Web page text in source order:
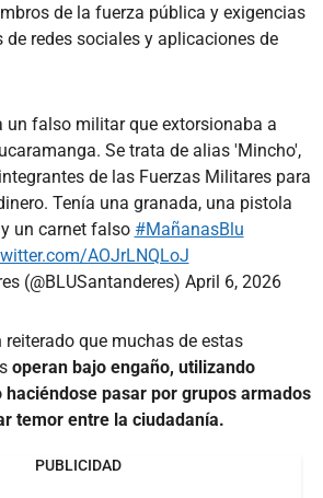
de la fuerza pública y exigencias
redes sociales y aplicaciones de
un falso militar que extorsionaba a
Se trata de alias 'Mincho',
de las Fuerzas Militares para
Tenía una granada, una pistola
un carnet falso #MañanasBlu
AOJrLNQLoJ
(@BLUSantanderes) April 6, 2026
que muchas de estas
operan bajo engaño, utilizando
pasar por grupos armados
temor entre la ciudadanía.
PUBLICIDAD